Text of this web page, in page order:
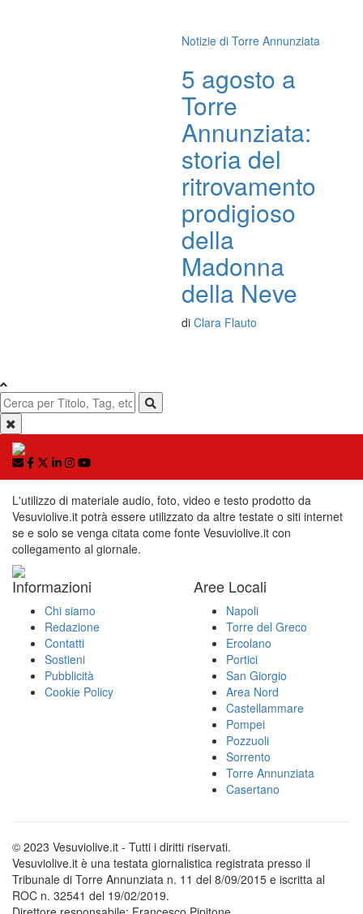
Notizie di Torre Annunziata
5 agosto a
Torre
Annunziata:
storia del
ritrovamento
prodigioso
della
Madonna
della Neve
di Clara Flauto
L'utilizzo di materiale audio, foto, video e testo prodotto da
Vesuviolive.it potrà essere utilizzato da altre testate o siti internet
se e solo se venga citata come fonte Vesuviolive.it con
collegamento al giornale.
Informazioni
Chi siamo
Redazione
Contatti
Sostieni
Pubblicità
Cookie Policy
Aree Locali
Napoli
Torre del Greco
Ercolano
Portici
San Giorgio
Area Nord
Castellammare
Pompei
Pozzuoli
Sorrento
Torre Annunziata
Casertano
© 2023 Vesuviolive.it - Tutti i diritti riservati.
Vesuviolive.it è una testata giornalistica registrata presso il
Tribunale di Torre Annunziata n. 11 del 8/09/2015 e iscritta al
ROC n. 32541 del 19/02/2019.